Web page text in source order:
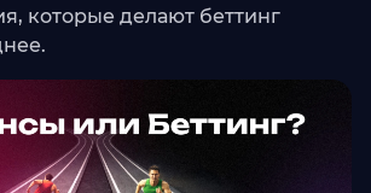
которые делают беттинг